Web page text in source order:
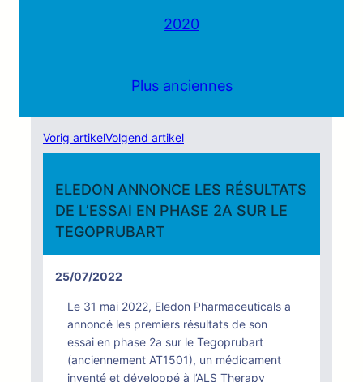
2020
Plus anciennes
Vorig artikelVolgend artikel
ELEDON ANNONCE LES RÉSULTATS
DE L’ESSAI EN PHASE 2A SUR LE
TEGOPRUBART
25/07/2022
Le 31 mai 2022, Eledon Pharmaceuticals a
annoncé les premiers résultats de son
essai en phase 2a sur le Tegoprubart
(anciennement AT1501), un médicament
inventé et développé à l’ALS Therapy